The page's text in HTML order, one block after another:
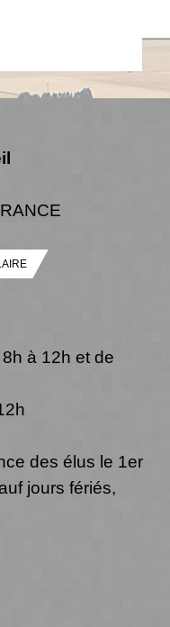
à 12h et de
des élus le 1er
jours fériés,